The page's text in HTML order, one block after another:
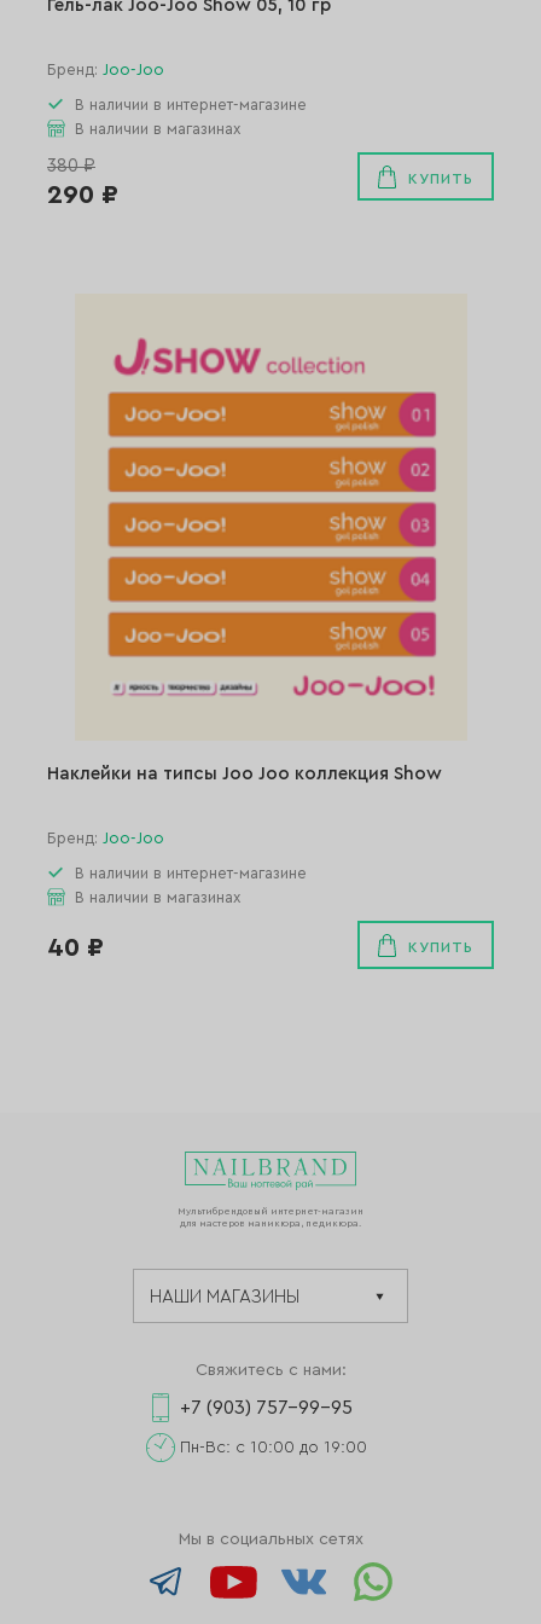
Гель-лак Joo-Joo Show 05, 10 гр
Бренд: Joo-Joo
В наличии в интернет-магазине
В наличии в магазинах
380 ₽
290 ₽
КУПИТЬ
Наклейки на типсы Joo Joo коллекция Show
Бренд: Joo-Joo
В наличии в интернет-магазине
В наличии в магазинах
40 ₽ КУПИТЬ
Мультибрендовый интернет-магазин
для мастеров маникюра, педикюра.
Свяжитесь с нами:
+7 (903) 757-99-95
Пн-Вс: с 10:00 до 19:00
Мы в социальных сетях